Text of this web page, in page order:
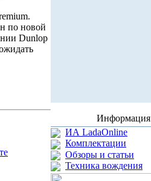
по новой
Dunlop
Информация
ИА LadaOnline
Комплектации
Обзоры и статьи
Техника вождения